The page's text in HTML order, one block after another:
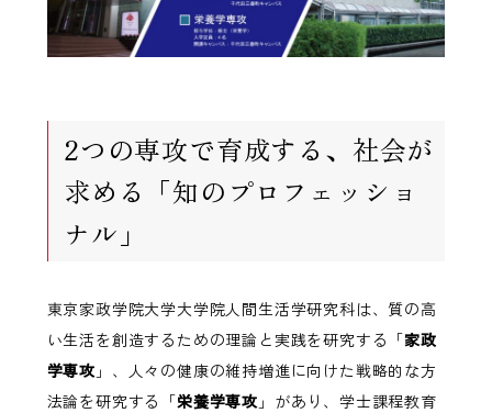
2つの専攻で育成する、社会が
求める「知のプロフェッショ
ナル」
東京家政学院大学大学院人間生活学研究科は、質の高
い生活を創造するための理論と実践を研究する「家政
学専攻 」、人々の健康の維持増進に向けた戦略的な方
法論を研究する「栄養学専攻 」があり、学士課程教育